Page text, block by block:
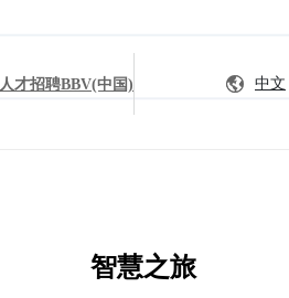
人才招聘BBV(中国) 中文
智慧之旅